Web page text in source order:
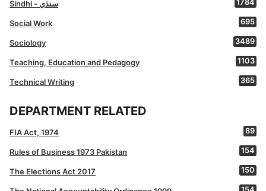
Sindhi - سنڌي 1784
Social Work 695
Sociology 3489
Teaching, Education and Pedagogy 1103
Technical Writing 365
DEPARTMENT RELATED
FIA Act, 1974 89
Rules of Business 1973 Pakistan 154
The Elections Act 2017 150